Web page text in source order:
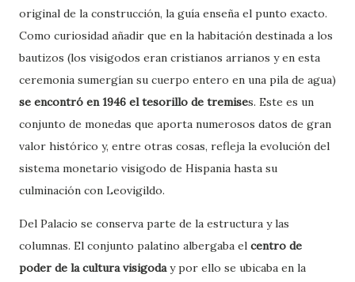
original de la construcción, la guía enseña el punto exacto.
Como curiosidad añadir que en la habitación destinada a los
bautizos (los visigodos eran cristianos arrianos y en esta
ceremonia sumergían su cuerpo entero en una pila de agua)
se encontró en 1946 el tesorillo de tremises. Este es un
conjunto de monedas que aporta numerosos datos de gran
valor histórico y, entre otras cosas, refleja la evolución del
sistema monetario visigodo de Hispania hasta su
culminación con Leovigildo.
Del Palacio se conserva parte de la estructura y las
columnas. El conjunto palatino albergaba el centro de
poder de la cultura visigoday por ello se ubicaba en la